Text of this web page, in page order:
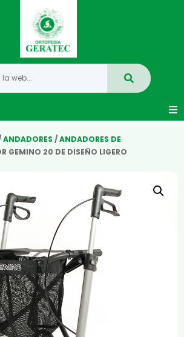
ANDADORES /ANDADORES DE
GEMINO 20 DE DISEÑO LIGERO